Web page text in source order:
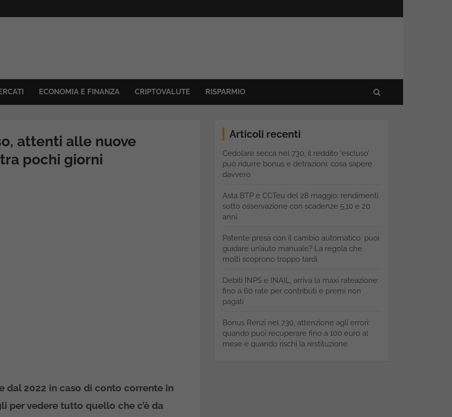
ECONOMIA E FINANZA CRIPTOVALUTE RISPARMIO
attenti alle nuove
pochi giorni
dal 2022 in caso di conto corrente in
per vedere tutto quello che c’è da
Articoli recenti
Cedolare secca nel 730, il reddito ‘escluso’
può ridurre bonus e detrazioni: cosa sapere
davvero
Asta BTP e CCTeu del 28 maggio: rendimenti
sotto osservazione con scadenze 5,10 e 20
anni
Patente presa con il cambio automatico: puoi
guidare un’auto manuale? La regola che
molti scoprono troppo tardi
Debiti INPS e INAIL, arriva la maxi rateazione:
fino a 60 rate per contributi e premi non
pagati
Bonus Renzi nel 730, attenzione agli errori:
quando puoi recuperare fino a 100 euro al
mese e quando rischi la restituzione